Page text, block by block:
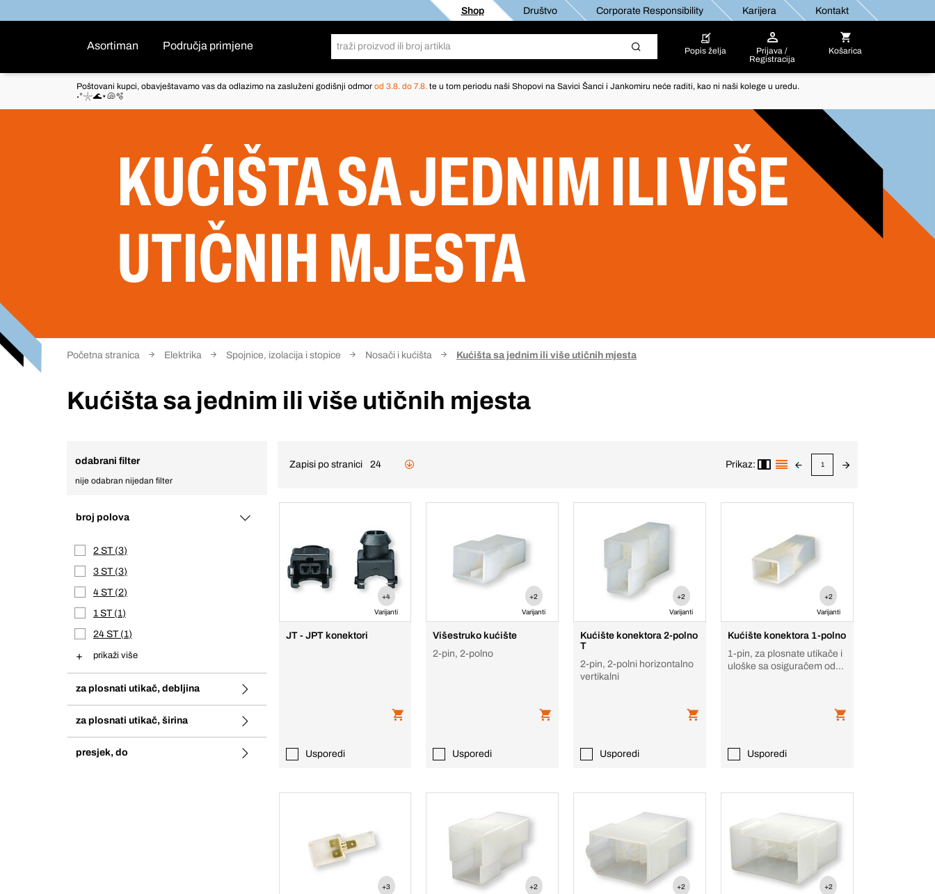
Shop Društvo Corporate Responsibility Karijera Kontakt
Asortiman Područja primjene Popis želja
Prijava /
Registracija
Košarica
Poštovani kupci, obavještavamo vas da odlazimo na zasluženi godišnji odmor od 3.8. do 7.8. te u tom periodu naši Shopovi na Savici Šanci i Jankomiru neće raditi, kao ni naši kolege u uredu.
˖°𓇼🌊⋆🐚🫧
KUĆIŠTA SA JEDNIM ILI VIŠE
UTIČNIH MJESTA
Početna stranica Elektrika Spojnice, izolacija i stopice Nosači i kućišta Kućišta sa jednim ili više utičnih mjesta
Kućišta sa jednim ili više utičnih mjesta
odabrani filter
nije odabran nijedan filter
broj polova
2 ST 3
3 ST 3
4 ST 2
1 ST 1
24 ST 1
prikaži više
za plosnati utikač, debljina
za plosnati utikač, širina
presjek, do
Zapisi po stranici 24 Prikaz: 1
+4
Varijanti
JT - JPT konektori
Usporedi
+2
Varijanti
Višestruko kućište
2-pin, 2-polno
Usporedi
+2
Varijanti
Kućište konektora 2-polno
T
2-pin, 2-polni horizontalno
vertikalni
Usporedi
+2
Varijanti
Kućište konektora 1-polno
1-pin, za plosnate utikače i
uloške sa osiguračem od
Usporedi
+3 +2 +2 +2